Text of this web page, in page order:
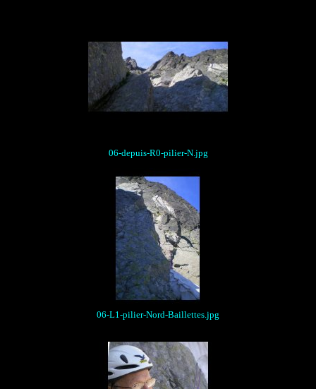
06-depuis-R0-pilier-N.jpg
06-L1-pilier-Nord-Baillettes.jpg